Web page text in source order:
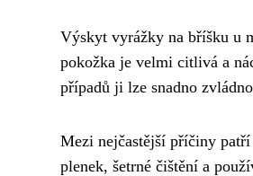
Výskyt vyrážky na bříšku u
pokožka je velmi citlivá a
případů ji lze snadno
Mezi nejčastější příčiny
plenek, šetrné čištění a